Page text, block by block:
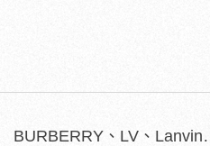
BURBERRY、LV、